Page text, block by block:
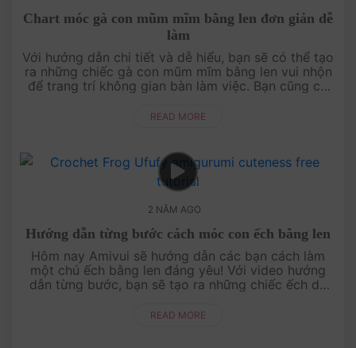
Chart móc gà con mũm mĩm bằng len đơn giản dễ
làm
Với hướng dẫn chi tiết và dễ hiểu, bạn sẽ có thể tạo
ra những chiếc gà con mũm mĩm bằng len vui nhộn
để trang trí không gian bàn làm việc. Bạn cũng có
READ MORE
2 NĂM AGO
Hướng dẫn từng bước cách móc con ếch bằng len
Hôm nay Amivui sẽ hướng dẫn các bạn cách làm
một chú ếch bằng len đáng yêu! Với video hướng
dẫn từng bước, bạn sẽ tạo ra những chiếc ếch dễ
nghĩa cho người th....
READ MORE